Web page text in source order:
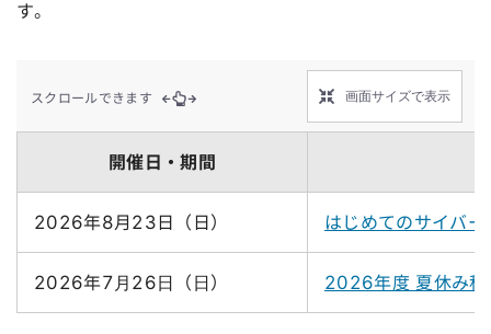
す。
スクロールできます 画面サイズで表示
開催日・期間
2026年8月23日（日） はじめてのサイバ
2026年7⽉26⽇（⽇） 2026年度 夏休み科